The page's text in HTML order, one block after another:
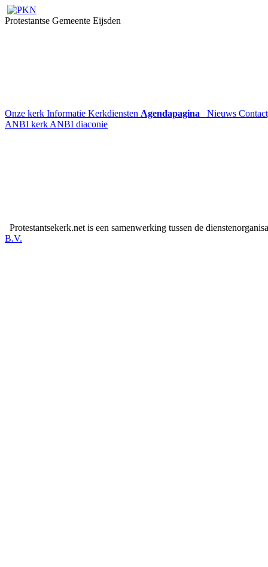
Protestantse Gemeente Eijsden
Onze kerk Informatie Kerkdiensten Agendapagina Nieuws
ANBI kerk ANBI diaconie
Protestantsekerk.net is een samenwerking tussen de
B.V.